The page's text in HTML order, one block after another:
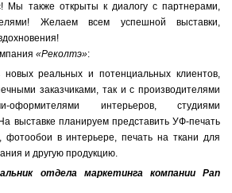
Мы также открыты к диалогу с партнерами,
Желаем всем успешной выставки,
«Реколтэ»:
реальных и потенциальных клиентов,
заказчиками, так и с производителями
оформителями интерьеров, студиями
выставке планируем представить УФ-печать
в интерьере, печать на ткани для
и другую продукцию.
отдела маркетинга компании Pan